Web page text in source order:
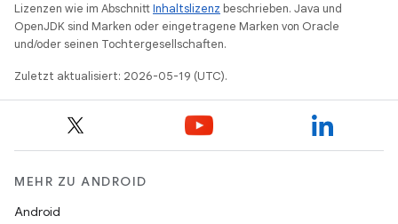
Lizenzen wie im AbschnittInhaltslizenz beschrieben. Java und
OpenJDK sind Marken oder eingetragene Marken von Oracle
und/oder seinen Tochtergesellschaften.
Zuletzt aktualisiert: 2026-05-19 (UTC).
MEHR ZU ANDROID
Android